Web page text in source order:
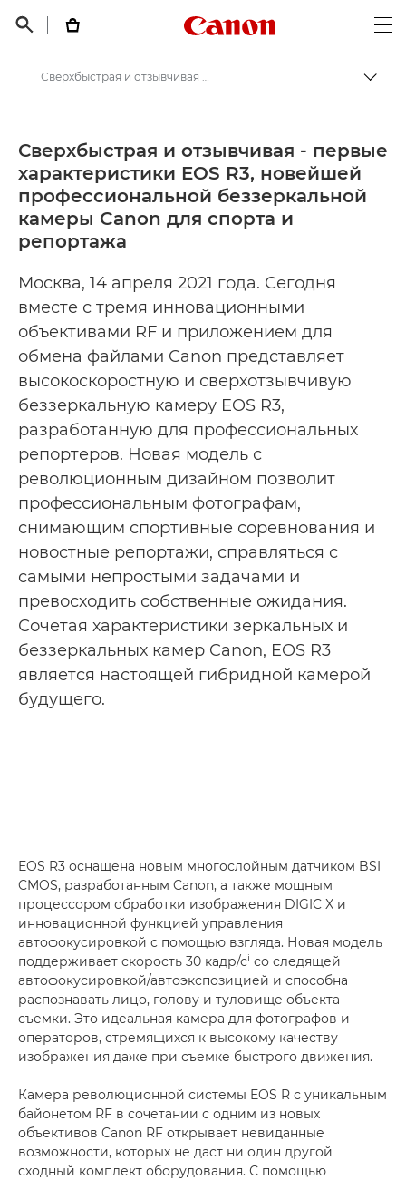
 
Canon Logo, back
Пресс-центр Canon
Пресс-релизы - Пресс-центр Canon
Сверхбыстрая и отзывчивая - первые
характеристики EOS R3, новейшей
профессиональной беззеркальной
камеры Canon для спорта и
репортажа
Москва, 14 апреля 2021 года. Сегодня
вместе с тремя инновационными
объективами RF и приложением для
обмена файлами Canon представляет
высокоскоростную и сверхотзывчивую
беззеркальную камеру EOS R3,
разработанную для профессиональных
репортеров. Новая модель с
революционным дизайном позволит
профессиональным фотографам,
снимающим спортивные соревнования и
новостные репортажи, справляться с
самыми непростыми задачами и
превосходить собственные ожидания.
Сочетая характеристики зеркальных и
беззеркальных камер Canon, EOS R3
является настоящей гибридной камерой
будущего.
EOS R3 оснащена новым многослойным датчиком BSI
CMOS, разработанным Canon, а также мощным
процессором обработки изображения DIGIC X и
инновационной функцией управления
автофокусировкой с помощью взгляда. Новая модель
поддерживает скорость 30 кадр/сi со следящей
автофокусировкой/автоэкспозицией и способна
распознавать лицо, голову и туловище объекта
съемки. Это идеальная камера для фотографов и
операторов, стремящихся к высокому качеству
изображения даже при съемке быстрого движения.
Камера революционной системы EOS R с уникальным
байонетом RF в сочетании с одним из новых
объективов Canon RF открывает невиданные
возможности, которых не даст ни один другой
сходный комплект оборудования. С помощью